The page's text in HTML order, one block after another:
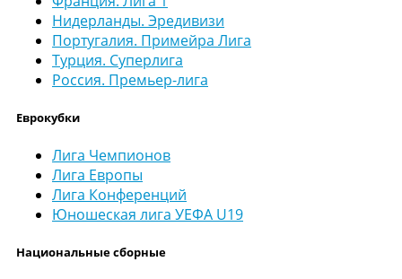
Нидерланды. Эредивизи
Португалия. Примейра Лига
Турция. Суперлига
Россия. Премьер-лига
Еврокубки
Лига Чемпионов
Лига Европы
Лига Конференций
Юношеская лига УЕФА U19
Национальные сборные